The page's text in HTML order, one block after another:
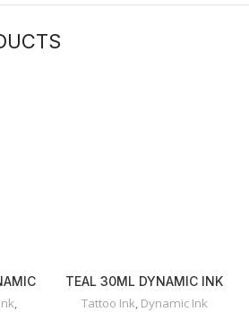
TEAL 30ML DYNAMIC INK
Tattoo Ink Dynamic Ink